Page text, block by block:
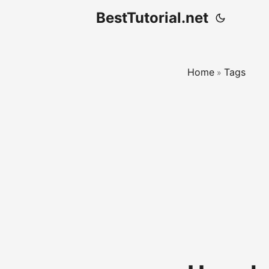
BestTutorial.net
Home » Tags